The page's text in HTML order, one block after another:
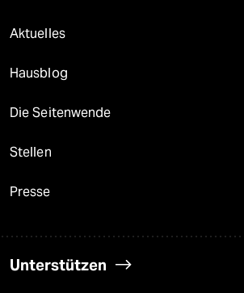
Aktuelles
Hausblog
Die Seitenwende
Stellen
Presse
Unterstützen